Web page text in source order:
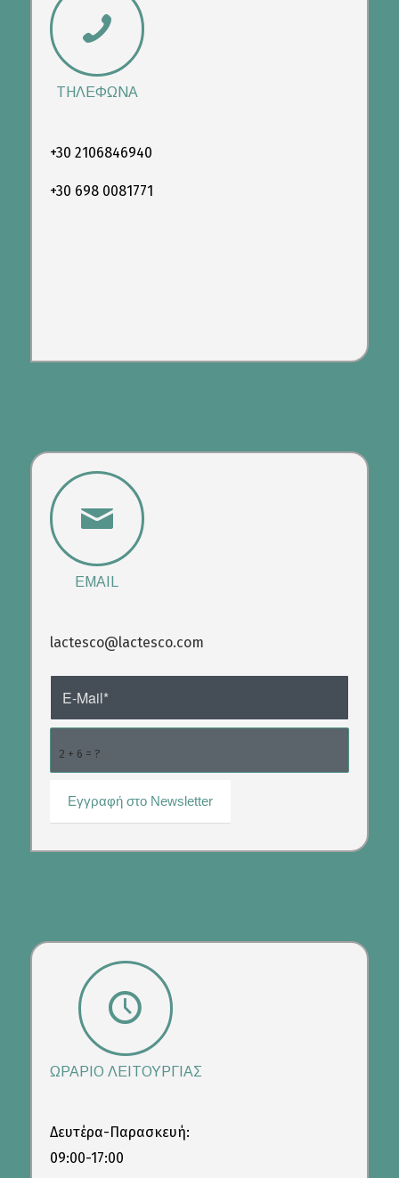
ΤΗΛΕΦΩΝΑ
+30 2106846940
+30 698 0081771
EMAIL
lactesco@lactesco.com
2 + 6 = ?
ΩΡΑΡΙΟ ΛΕΙΤΟΥΡΓΙΑΣ
Δευτέρα-Παρασκευή:
09:00-17:00